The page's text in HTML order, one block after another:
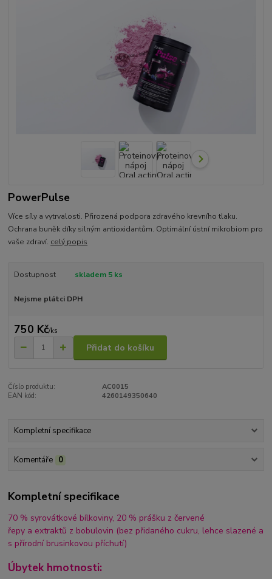
PowerPulse
Více síly a vytrvalosti. Přirozená podpora zdravého krevního tlaku.
Ochrana buněk díky silným antioxidantům. Optimální ústní mikrobiom pro
vaše zdraví. celý popis
Dostupnost skladem 5 ks
Nejsme plátci DPH
750 Kč/ks
Přidat do košíku
Číslo produktu:
AC0015
EAN kód:
4260149350640
Kompletní specifikace
Komentáře 0
Kompletní specifikace
70 % syrovátkové bílkoviny, 20 % prášku z červené
řepy a extraktů z bobulovin (bez přidaného cukru, lehce slazené a
s přírodní brusinkovou příchutí)
Úbytek hmotnosti: